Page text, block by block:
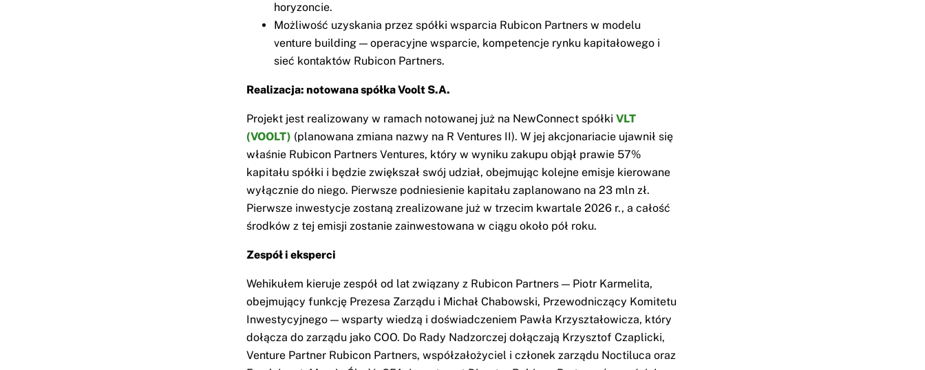
horyzoncie.
Możliwość uzyskania przez spółki wsparcia Rubicon Partners w modelu
venture building — operacyjne wsparcie, kompetencje rynku kapitałowego i
sieć kontaktów Rubicon Partners.
Realizacja: notowana spółka Voolt S.A.
Projekt jest realizowany w ramach notowanej już na NewConnect spółki VLT
(VOOLT) (planowana zmiana nazwy na R Ventures II). W jej akcjonariacie ujawnił się
właśnie Rubicon Partners Ventures, który w wyniku zakupu objął prawie 57%
kapitału spółki i będzie zwiększał swój udział, obejmując kolejne emisje kierowane
wyłącznie do niego. Pierwsze podniesienie kapitału zaplanowano na 23 mln zł.
Pierwsze inwestycje zostaną zrealizowane już w trzecim kwartale 2026 r., a całość
środków z tej emisji zostanie zainwestowana w ciągu około pół roku.
Zespół i eksperci
Wehikułem kieruje zespół od lat związany z Rubicon Partners — Piotr Karmelita,
obejmujący funkcję Prezesa Zarządu i Michał Chabowski, Przewodniczący Komitetu
Inwestycyjnego — wsparty wiedzą i doświadczeniem Pawła Krzyształowicza, który
dołącza do zarządu jako COO. Do Rady Nadzorczej dołączają Krzysztof Czaplicki,
Venture Partner Rubicon Partners, współzałożyciel i członek zarządu Noctiluca oraz